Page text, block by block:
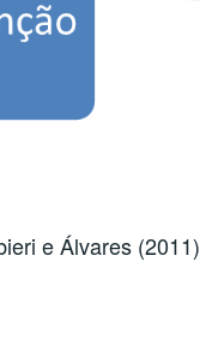
e Álvares (2011)